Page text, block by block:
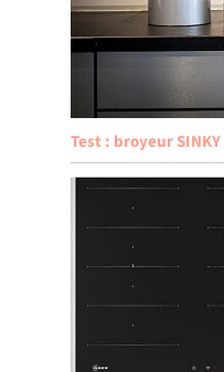
Test : broyeur